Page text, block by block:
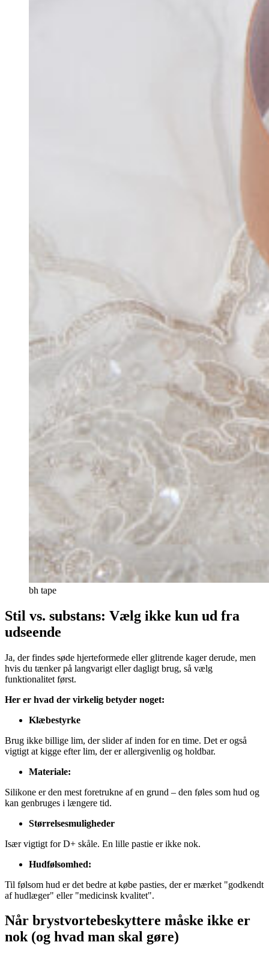
bh tape
Stil vs. substans: Vælg ikke kun ud fra
udseende
Ja, der findes søde hjerteformede eller glitrende kager derude, men
hvis du tænker på langvarigt eller dagligt brug, så vælg
funktionalitet først.
Her er hvad der virkelig betyder noget:
Klæbestyrke
Brug ikke billige lim, der slider af inden for en time. Det er også
vigtigt at kigge efter lim, der er allergivenlig og holdbar.
Materiale:
Silikone er den mest foretrukne af en grund – den føles som hud og
kan genbruges i længere tid.
Størrelsesmuligheder
Især vigtigt for D+ skåle. En lille pastie er ikke nok.
Hudfølsomhed:
Til følsom hud er det bedre at købe pasties, der er mærket "godkendt
af hudlæger" eller "medicinsk kvalitet".
Når brystvortebeskyttere måske ikke er
nok (og hvad man skal gøre)